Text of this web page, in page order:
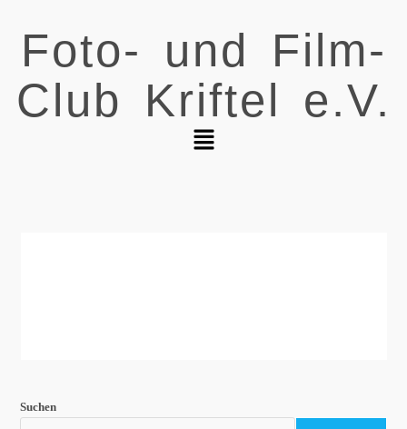
Foto- und Film-
Club Kriftel e.V.
Suchen